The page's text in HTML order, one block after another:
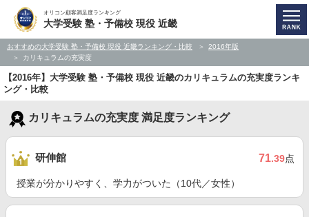
オリコン顧客満足度ランキング
大学受験 塾・予備校 現役 近畿
おすすめの大学受験 塾・予備校 現役 近畿ランキング・比較
2016年版
カリキュラムの充実度
【2016年】大学受験 塾・予備校 現役 近畿のカリキュラムの充実度ランキ
ング・比較
カリキュラムの充実度 満足度ランキング
研伸館 71.39点
授業が分かりやすく、学力がついた（10代／女性）